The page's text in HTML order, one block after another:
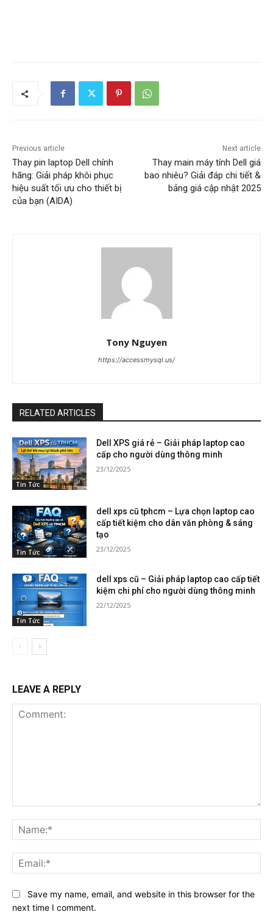
Previous article
Thay pin laptop Dell chính
hãng: Giải pháp khôi phục
hiệu suất tối ưu cho thiết bị
của bạn (AIDA)
Next article
Thay main máy tính Dell giá
bao nhiêu? Giải đáp chi tiết &
bảng giá cập nhật 2025
Tony Nguyen
https://accessmysql.us/
RELATED ARTICLES
Tin Tức
Dell XPS giá rẻ – Giải pháp laptop cao
cấp cho người dùng thông minh
23/12/2025
Tin Tức
dell xps cũ tphcm – Lựa chọn laptop cao
cấp tiết kiệm cho dân văn phòng & sáng
tạo
23/12/2025
Tin Tức
dell xps cũ – Giải pháp laptop cao cấp tiết
kiệm chi phí cho người dùng thông minh
22/12/2025
LEAVE A REPLY
Save my name, email, and website in this browser for the
next time I comment.